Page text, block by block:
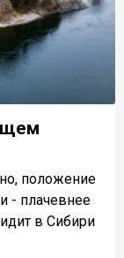
положение
- плачевнее
в Сибири